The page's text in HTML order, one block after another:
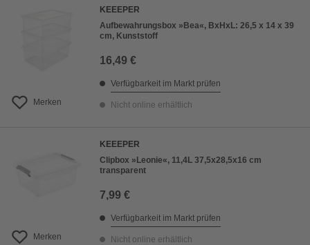
Merken
KEEEPER
Aufbewahrungsbox »Bea«, BxHxL: 26,5 x 14 x 39
cm, Kunststoff
16,49 €
Verfügbarkeit im Markt prüfen
Nicht online erhältlich
Merken
KEEEPER
Clipbox »Leonie«, 11,4L 37,5x28,5x16 cm
transparent
7,99 €
Verfügbarkeit im Markt prüfen
Nicht online erhältlich